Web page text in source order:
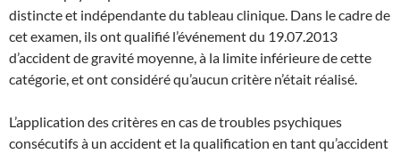
distincte et indépendante du tableau clinique. Dans le cadre de
cet examen, ils ont qualifié l’événement du 19.07.2013
d’accident de gravité moyenne, à la limite inférieure de cette
catégorie, et ont considéré qu’aucun critère n’était réalisé.
L’application des critères en cas de troubles psychiques
consécutifs à un accident et la qualification en tant qu’accident